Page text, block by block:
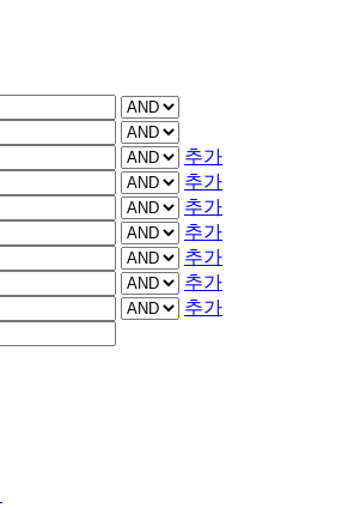
추가
추가
추가
추가
추가
추가
추가